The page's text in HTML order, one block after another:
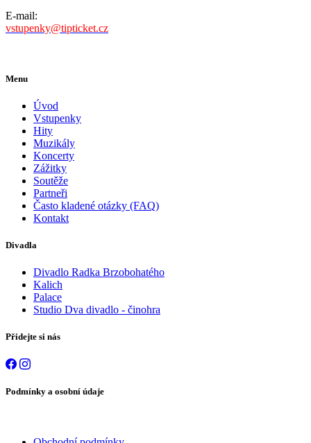
E-mail:
vstupenky@tipticket.cz
Menu
Úvod
Vstupenky
Hity
Muzikály
Koncerty
Zážitky
Soutěže
Partneři
Často kladené otázky (FAQ)
Kontakt
Divadla
Divadlo Radka Brzobohatého
Kalich
Palace
Studio Dva divadlo - činohra
Přidejte si nás
Podmínky a osobní údaje